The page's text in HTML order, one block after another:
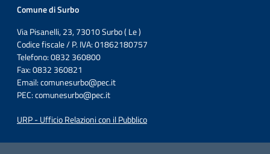
Comune di Surbo
Via Pisanelli, 23, 73010 Surbo ( Le )
Codice fiscale / P. IVA: 01862180757
Telefono: 0832 360800
Fax: 0832 360821
Email:comunesurbo@pec.it
PEC:comunesurbo@pec.it
URP - Ufficio Relazioni con il Pubblico